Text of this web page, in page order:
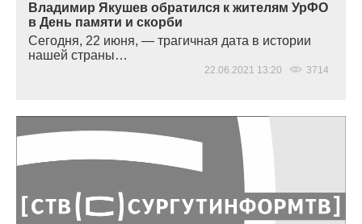
Владимир Якушев обратился к жителям УрФО
в День памяти и скорби
Сегодня, 22 июня, — трагичная дата в истории
нашей страны…
22.06.2021 13:20 3714